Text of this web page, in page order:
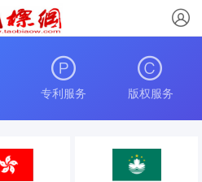
专利服务 版权服务